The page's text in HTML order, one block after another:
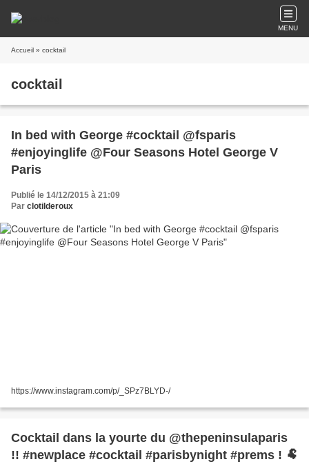
MENU
Accueil » cocktail
cocktail
In bed with George #cocktail @fsparis
#enjoyinglife @Four Seasons Hotel George V
Paris
Publié le 14/12/2015 à 21:09
Par clotilderoux
https://www.instagram.com/p/_SPz7BLYD-/
Cocktail dans la yourte du @thepeninsulaparis
!! #newplace #cocktail #parisbynight #prems ! 🐏